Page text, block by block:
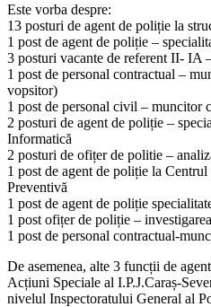
Este vorba despre:
13 posturi de agent de poliție la
1 post de agent de poliție –
3 posturi vacante de referent II- IA
1 post de personal contractual –
vopsitor)
1 post de personal civil – muncitor
2 posturi de agent de poliție –
Informatică
2 posturi de ofițer de politie –
1 post de agent de poliție la
Preventivă
1 post de agent de poliție
1 post ofițer de poliție –
1 post de personal contractual-
De asemenea, alte 3 funcții de
Acțiuni Speciale al I.P.J.Caraș-
nivelul Inspectoratului General al